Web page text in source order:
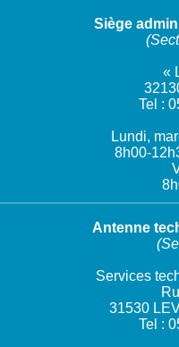
Siège
«
Tel :
Lundi,
8h00-
Antenne
Services
31530
Tel :